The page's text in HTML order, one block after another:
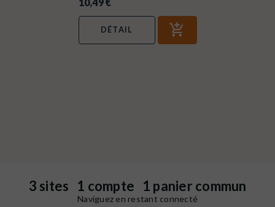
DÉTAIL
3 sites 1 compte 1 panier commun
Naviguez en restant connecté